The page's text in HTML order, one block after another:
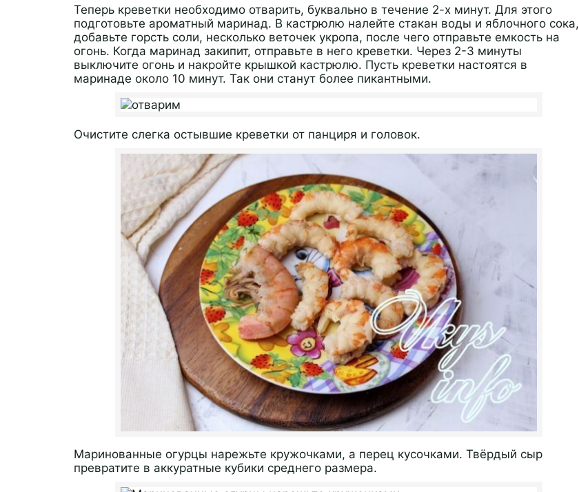
Теперь креветки необходимо отварить, буквально в течение 2-х минут. Для этого
подготовьте ароматный маринад. В кастрюлю налейте стакан воды и яблочного сока,
добавьте горсть соли, несколько веточек укропа, после чего отправьте емкость на
огонь. Когда маринад закипит, отправьте в него креветки. Через 2-3 минуты
выключите огонь и накройте крышкой кастрюлю. Пусть креветки настоятся в
маринаде около 10 минут. Так они станут более пикантными.
Очистите слегка остывшие креветки от панциря и головок.
Маринованные огурцы нарежьте кружочками, а перец кусочками. Твёрдый сыр
превратите в аккуратные кубики среднего размера.